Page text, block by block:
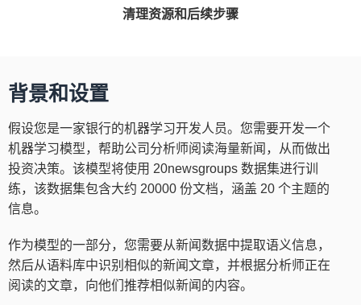
清理资源和后续步骤
背景和设置
假设您是一家银行的机器学习开发人员。您需要开发一个
机器学习模型，帮助公司分析师阅读海量新闻，从而做出
投资决策。该模型将使用 20newsgroups 数据集进行训
练，该数据集包含大约 20000 份文档，涵盖 20 个主题的
信息。
作为模型的一部分，您需要从新闻数据中提取语义信息，
然后从语料库中识别相似的新闻文章，并根据分析师正在
阅读的文章，向他们推荐相似新闻的内容。